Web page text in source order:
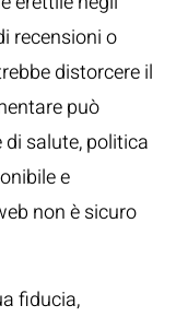
recensioni o
distorcere il
può
salute, politica
e
non è sicuro
fiducia,